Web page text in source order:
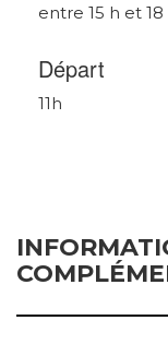
entre 15 h et 18
Départ
11h